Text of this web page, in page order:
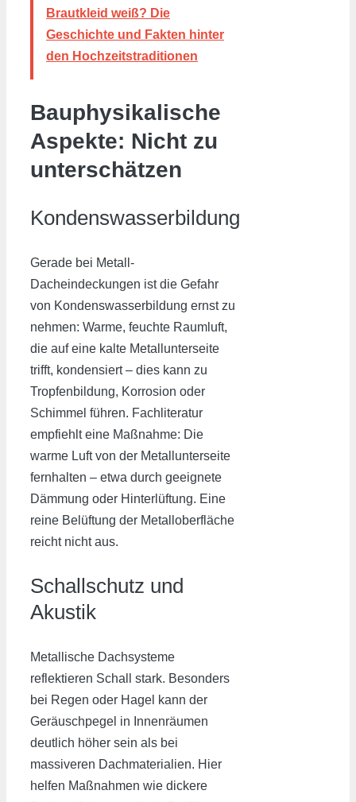
Brautkleid weiß? Die
Geschichte und Fakten hinter
den Hochzeitstraditionen
Bauphysikalische
Aspekte: Nicht zu
unterschätzen
Kondenswasserbildung
Gerade bei Metall-
Dacheindeckungen ist die Gefahr
von Kondenswasserbildung ernst zu
nehmen: Warme, feuchte Raumluft,
die auf eine kalte Metallunterseite
trifft, kondensiert – dies kann zu
Tropfenbildung, Korrosion oder
Schimmel führen. Fachliteratur
empfiehlt eine Maßnahme: Die
warme Luft von der Metallunterseite
fernhalten – etwa durch geeignete
Dämmung oder Hinterlüftung. Eine
reine Belüftung der Metalloberfläche
reicht nicht aus.
Schallschutz und
Akustik
Metallische Dachsysteme
reflektieren Schall stark. Besonders
bei Regen oder Hagel kann der
Geräuschpegel in Innenräumen
deutlich höher sein als bei
massiveren Dachmaterialien. Hier
helfen Maßnahmen wie dickere